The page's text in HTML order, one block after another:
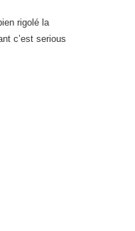
rigolé la
c’est serious